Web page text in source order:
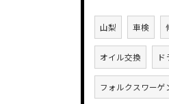
山梨 車検
オイル交換 ド
フォルクスワーゲ